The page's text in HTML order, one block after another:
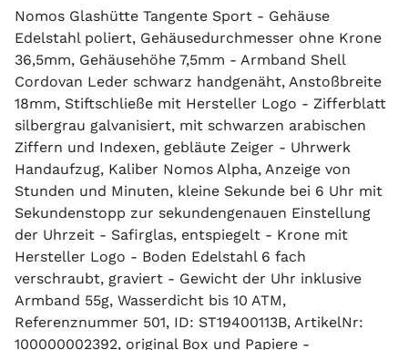
Nomos Glashütte Tangente Sport - Gehäuse
Edelstahl poliert, Gehäusedurchmesser ohne Krone
36,5mm, Gehäusehöhe 7,5mm - Armband Shell
Cordovan Leder schwarz handgenäht, Anstoßbreite
18mm, Stiftschließe mit Hersteller Logo - Zifferblatt
silbergrau galvanisiert, mit schwarzen arabischen
Ziffern und Indexen, gebläute Zeiger - Uhrwerk
Handaufzug, Kaliber Nomos Alpha, Anzeige von
Stunden und Minuten, kleine Sekunde bei 6 Uhr mit
Sekundenstopp zur sekundengenauen Einstellung
der Uhrzeit - Safirglas, entspiegelt - Krone mit
Hersteller Logo - Boden Edelstahl 6 fach
verschraubt, graviert - Gewicht der Uhr inklusive
Armband 55g, Wasserdicht bis 10 ATM,
Referenznummer 501, ID: ST19400113B, ArtikelNr:
100000002392, original Box und Papiere -